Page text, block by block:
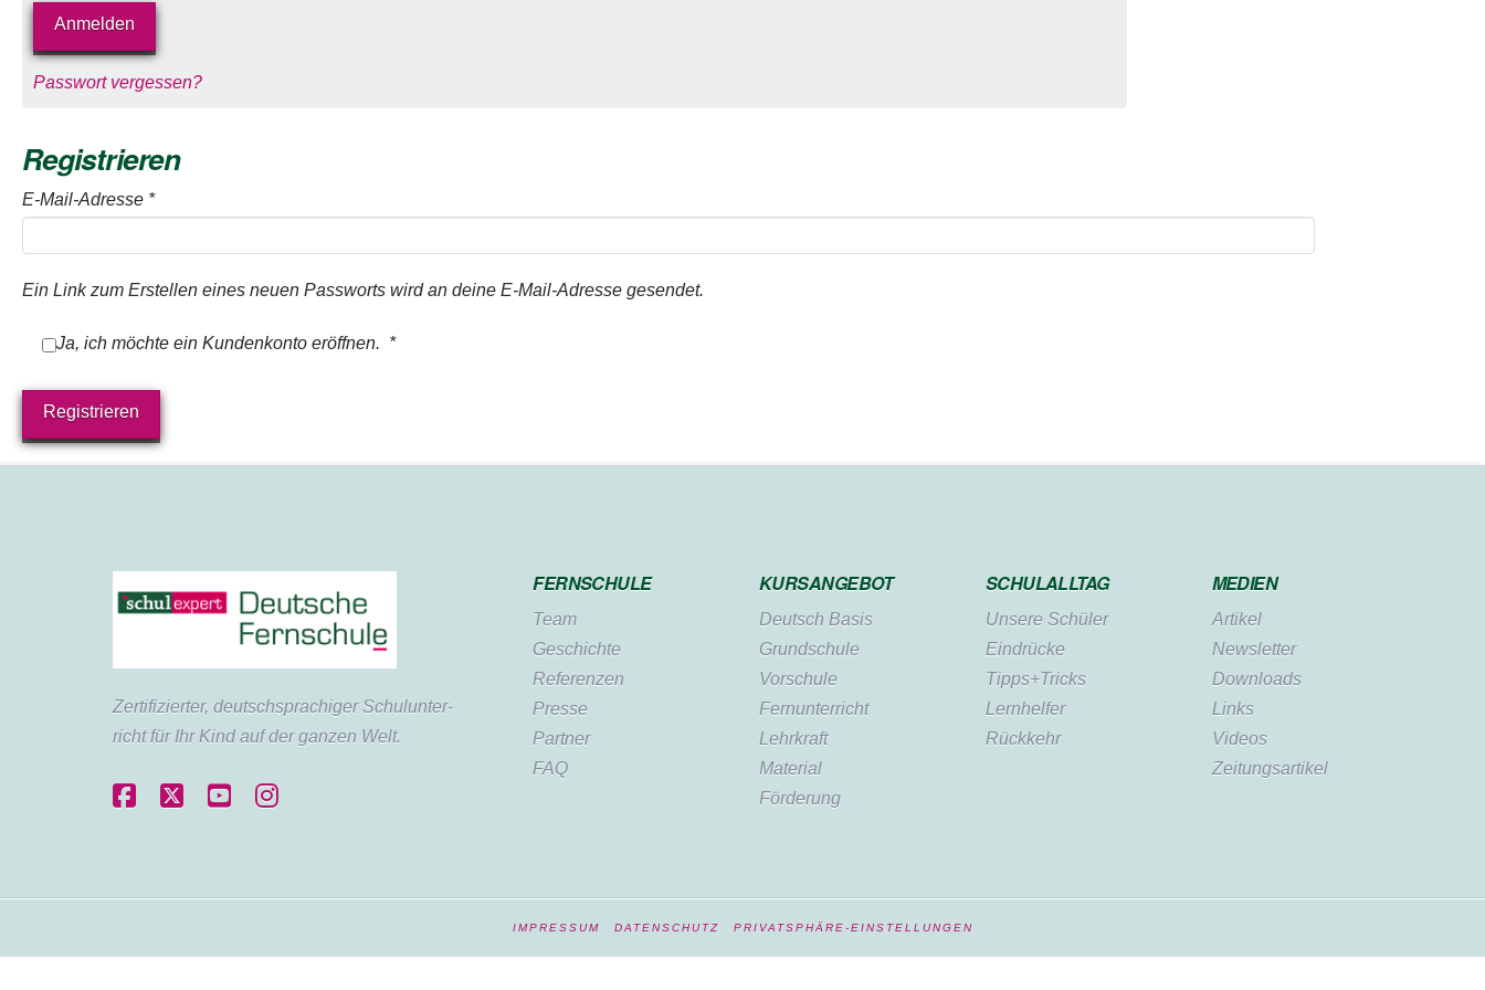
Anmelden
Passwort vergessen?
Registrieren
E-Mail-Adresse *Erforderlich
Ein Link zum Erstellen eines neuen Passworts wird an deine E-Mail-Adresse gesendet.
Ja, ich möchte ein Kundenkonto eröffnen. *Erforderlich
Registrieren
Zertifi­zierter, deutsch­sprachiger Schul­unter­
richt für Ihr Kind auf der ganzen Welt.
FERNSCHULE
Team
Geschichte
Referenzen
Presse
Partner
FAQ
KURSANGEBOT
Deutsch Basis
Grundschule
Vorschule
Fernunterricht
Lehrkraft
Material
Förderung
SCHULALLTAG
Unsere Schüler
Eindrücke
Tipps+Tricks
Lernhelfer
Rückkehr
MEDIEN
Artikel
Newsletter
Downloads
Links
Videos
Zeitungsartikel
IMPRESSUM DATENSCHUTZ PRIVATSPHÄRE-EINSTELLUNGEN